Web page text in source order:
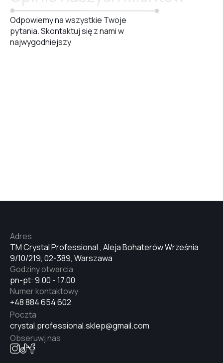
Odpowiemy na wszystkie Twoje
pytania. Skontaktuj się z nami w
najwygodniejszy
TM Crystal Professional , Aleja Bohaterów Września
9/10/219, 02-389, Warszawa
Adres
pn-pt: 9.00 - 17.00
Godziny otwarcia
+48 884 654 602
Numer kontaktowy
crystal.professional.sklep@gmail.com
Poczta
Obseruwj nas